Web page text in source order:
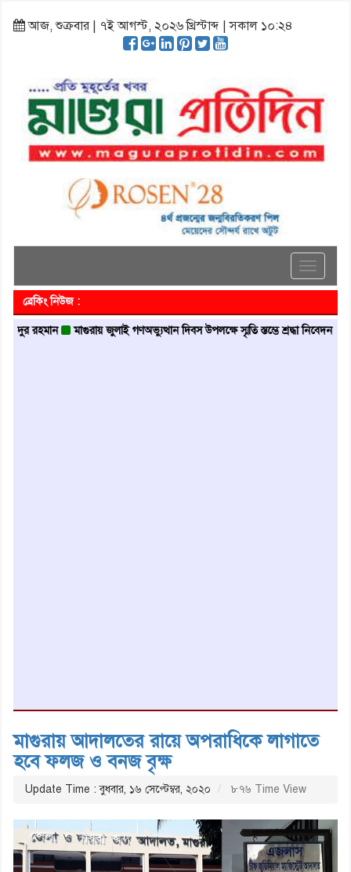
আজ, শুক্রবার | ৭ই আগস্ট, ২০২৬ খ্রিস্টাব্দ | সকাল ১০:২৪
Toggle
ব্রেকিং নিউজ :
মাগুরায় জুলাই গণঅভ্যুত্থান দিবস উপলক্ষে স্মৃতি স্তম্ভে শ্রদ্ধা নিবেদন মাগুরায়
মাগুরায় আদালতের রায়ে অপরাধিকে লাগাতে
হবে ফলজ ও বনজ বৃক্ষ
Update Time : বুধবার, ১৬ সেপ্টেম্বর, ২০২০ ৮৭৬ Time View